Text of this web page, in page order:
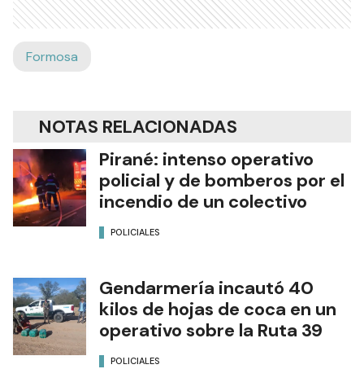
Formosa
NOTAS RELACIONADAS
Pirané: intenso operativo
policial y de bomberos por el
incendio de un colectivo
POLICIALES
Gendarmería incautó 40
kilos de hojas de coca en un
operativo sobre la Ruta 39
POLICIALES